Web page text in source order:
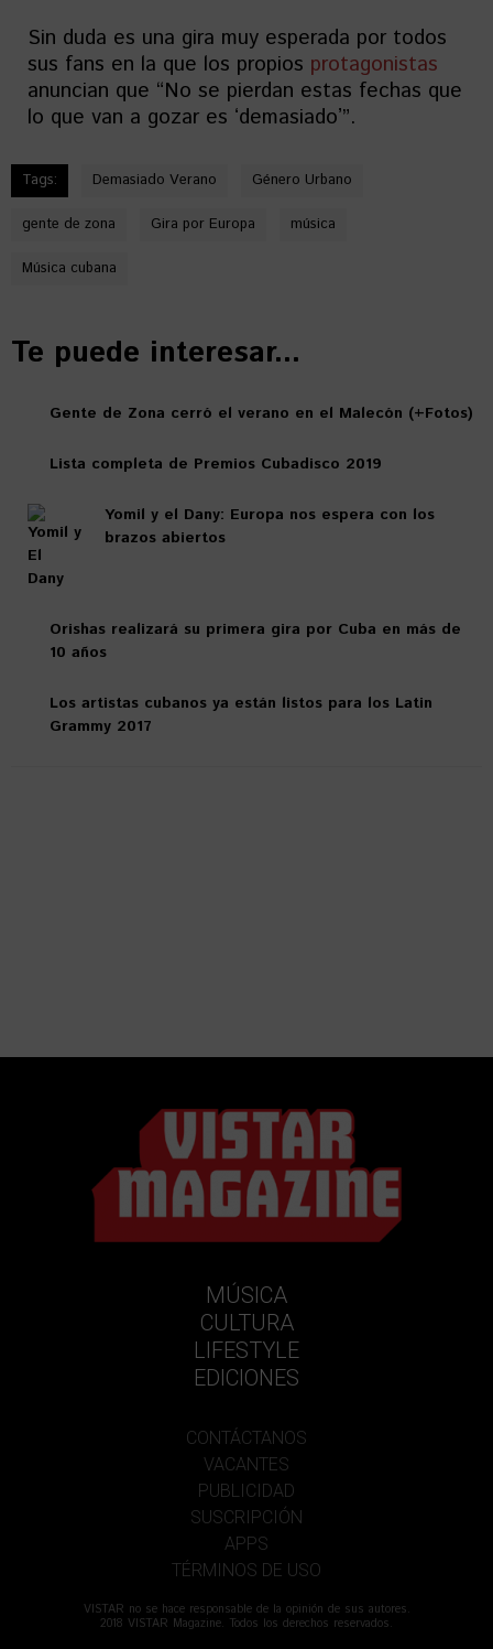
Sin duda es una gira muy esperada por todos
sus fans en la que los propios protagonistas
anuncian que “No se pierdan estas fechas que
lo que van a gozar es ʻdemasiadoʼ”.
Tags: Demasiado Verano Género Urbano
gente de zona Gira por Europa música
Música cubana
Te puede interesar...
Gente de Zona cerró el verano en el Malecón (+Fotos)
Lista completa de Premios Cubadisco 2019
Yomil y el Dany: Europa nos espera con los
brazos abiertos
Orishas realizará su primera gira por Cuba en más de
10 años
Los artistas cubanos ya están listos para los Latin
Grammy 2017
MÚSICA
CULTURA
LIFESTYLE
EDICIONES
CONTÁCTANOS
VACANTES
PUBLICIDAD
SUSCRIPCIÓN
APPS
TÉRMINOS DE USO
VISTAR no se hace responsable de la opinión de sus autores.
2018 VISTAR Magazine. Todos los derechos reservados.